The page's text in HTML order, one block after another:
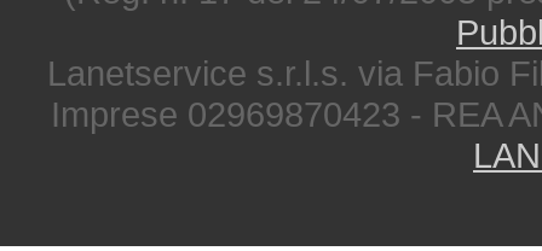
Lanetservice s.r.l.s. via Fabio
Imprese 02969870423 - REA